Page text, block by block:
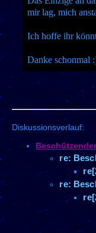
mir lag, mich
Ich hoffe ihr
Danke schonmal
Diskussionsverlauf:
re:
re: